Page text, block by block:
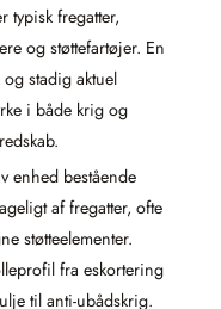
typisk fregatter,
og støttefartøjer. En
og stadig aktuel
i både krig og
enhed bestående
af fregatter, ofte
støtteelementer.
fra eskortering
til anti-ubådskrig.